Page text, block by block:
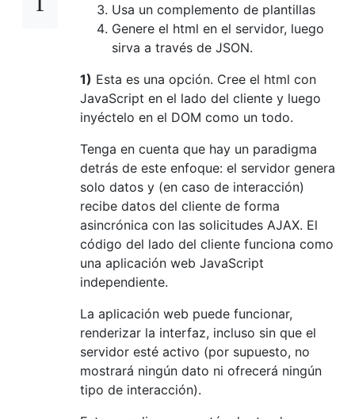
Usa un complemento de plantillas
Genere el html en el servidor, luego
sirva a través de JSON.
1) Esta es una opción. Cree el html con
JavaScript en el lado del cliente y luego
inyéctelo en el DOM como un todo.
Tenga en cuenta que hay un paradigma
detrás de este enfoque: el servidor genera
solo datos y (en caso de interacción)
recibe datos del cliente de forma
asincrónica con las solicitudes AJAX. El
código del lado del cliente funciona como
una aplicación web JavaScript
independiente.
La aplicación web puede funcionar,
renderizar la interfaz, incluso sin que el
servidor esté activo (por supuesto, no
mostrará ningún dato ni ofrecerá ningún
tipo de interacción).